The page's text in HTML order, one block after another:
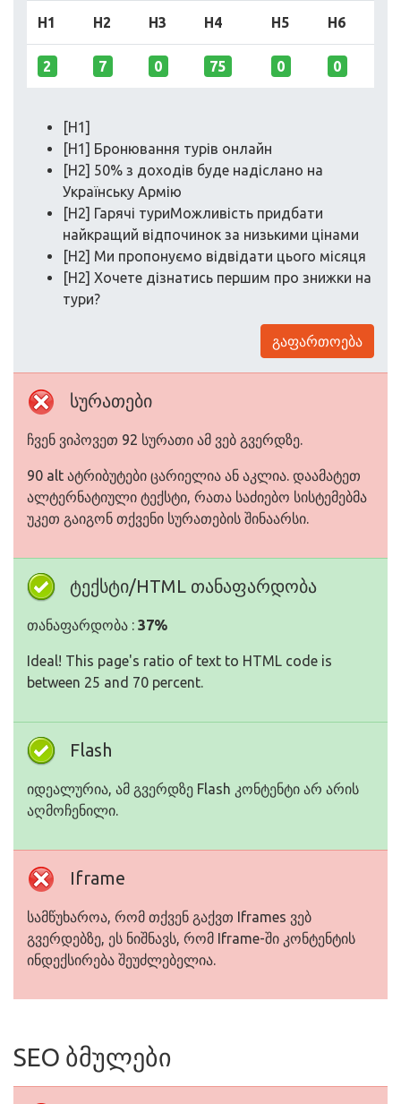
H1 H2 H3 H4 H5 H6
2 7 0 75 0 0
[H1]
[H1] Бронювання турів онлайн
[H2] 50% з доходів буде надіслано на
Українську Армію
[H2] Гарячі туриМожливість придбати
найкращий відпочинок за низькими цінами
[H2] Ми пропонуємо відвідати цього місяця
[H2] Хочете дізнатись першим про знижки на
тури?
გაფართოება
სურათები
ჩვენ ვიპოვეთ 92 სურათი ამ ვებ გვერდზე.
90 alt ატრიბუტები ცარიელია ან აკლია. დაამატეთ
ალტერნატიული ტექსტი, რათა საძიებო სისტემებმა
უკეთ გაიგონ თქვენი სურათების შინაარსი.
ტექსტი/HTML თანაფარდობა
თანაფარდობა : 37%
Ideal! This page's ratio of text to HTML code is
between 25 and 70 percent.
Flash
იდეალურია, ამ გვერდზე Flash კონტენტი არ არის
აღმოჩენილი.
Iframe
სამწუხაროა, რომ თქვენ გაქვთ Iframes ვებ
გვერდებზე, ეს ნიშნავს, რომ Iframe-ში კონტენტის
ინდექსირება შეუძლებელია.
SEO ბმულები